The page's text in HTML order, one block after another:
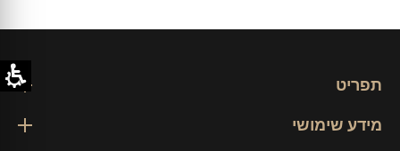
תפריט
מידע שימושי